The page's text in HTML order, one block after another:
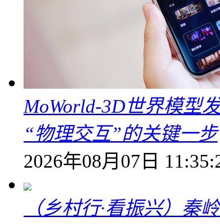
MoWorld-3D世界模型
“物理交互”的关键一步
2026年08月07日
（乡村行·看振兴）秦